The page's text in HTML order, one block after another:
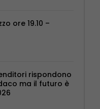
ore 19.10 –
rispondono
ma il futuro è